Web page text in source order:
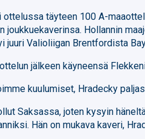
ottelussa täyteen 100 A-
joukkuekaverinsa. Hollannin
juuri Valioliigan Brentfordista
jälkeen käyneensä
kuulumiset, Hradecky
Saksassa, joten kysyin
Hän on mukava kaveri,